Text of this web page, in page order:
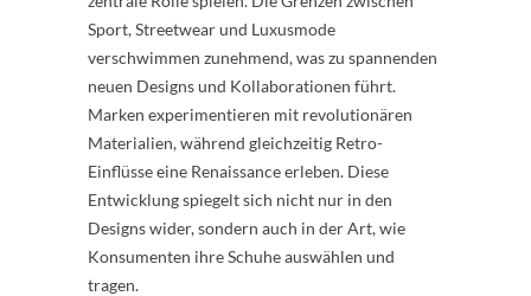
Sport, Streetwear und Luxusmode
verschwimmen zunehmend, was zu spannenden
neuen Designs und Kollaborationen führt.
Marken experimentieren mit revolutionären
Materialien, während gleichzeitig Retro-
Einflüsse eine Renaissance erleben. Diese
Entwicklung spiegelt sich nicht nur in den
Designs wider, sondern auch in der Art, wie
Konsumenten ihre Schuhe auswählen und
tragen.